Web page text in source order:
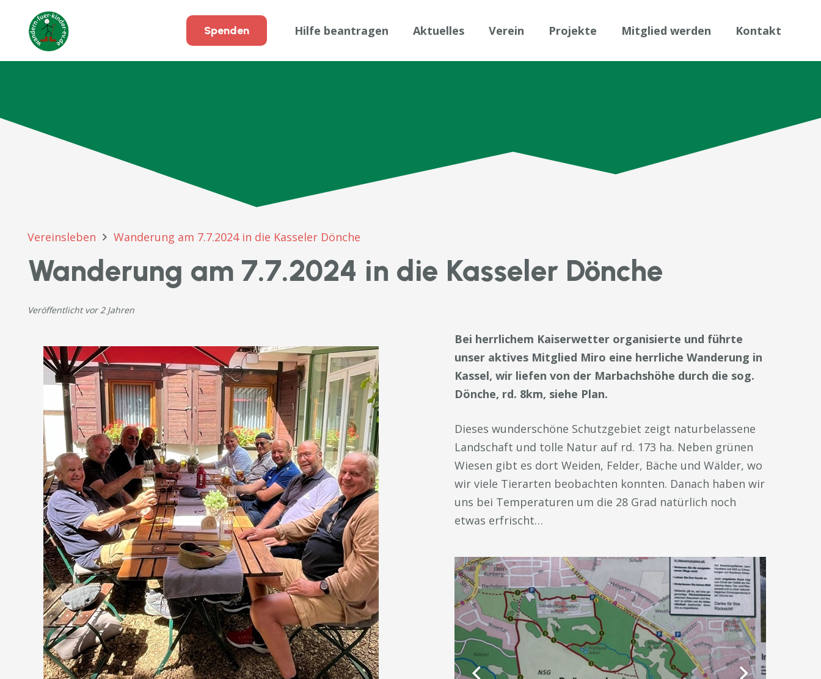
Spenden Hilfe beantragen Aktuelles Verein Projekte Mitglied werden Kontakt
Vereinsleben Wanderung am 7.7.2024 in die Kasseler Dönche
Wanderung am 7.7.2024 in die Kasseler Dönche
Veröffentlicht vor 2 Jahren
Bei herrlichem Kaiserwetter organisierte und führte
unser aktives Mitglied Miro eine herrliche Wanderung in
Kassel, wir liefen von der Marbachshöhe durch die sog.
Dönche, rd. 8km, siehe Plan.
Dieses wunderschöne Schutzgebiet zeigt naturbelassene
Landschaft und tolle Natur auf rd. 173 ha. Neben grünen
Wiesen gibt es dort Weiden, Felder, Bäche und Wälder, wo
wir viele Tierarten beobachten konnten. Danach haben wir
uns bei Temperaturen um die 28 Grad natürlich noch
etwas erfrischt…